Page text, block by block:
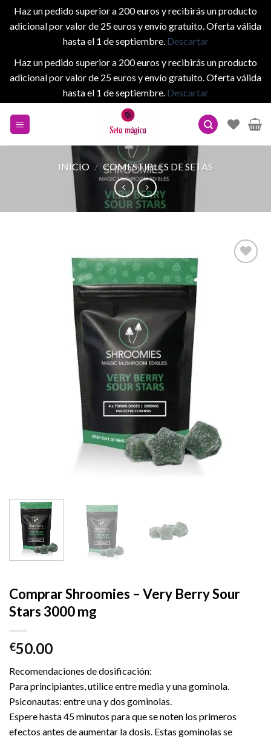
Haz un pedido superior a 200 euros y recibirás un producto
adicional por valor de 25 euros y envío gratuito. Oferta válida
hasta el 1 de septiembre. Descartar
Haz un pedido superior a 200 euros y recibirás un producto
adicional por valor de 25 euros y envío gratuito. Oferta válida
hasta el 1 de septiembre. Descartar
INICIO / COMESTIBLES DE SETAS
Comprar Shroomies – Very Berry Sour
Stars 3000 mg
€50.00
Recomendaciones de dosificación:
Para principiantes, utilice entre media y una gominola.
Psiconautas: entre una y dos gominolas.
Espere hasta 45 minutos para que se noten los primeros
efectos antes de aumentar la dosis. Estas gominolas se